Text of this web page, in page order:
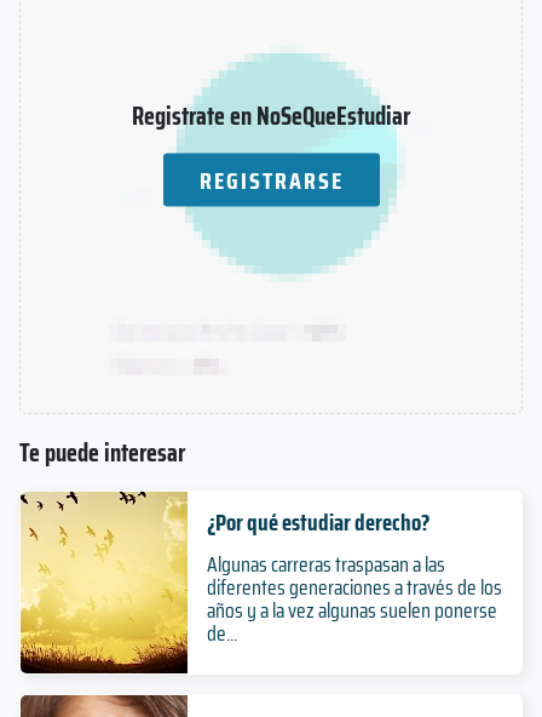
Registrate en NoSeQueEstudiar
REGISTRARSE
Te puede interesar
¿Por qué estudiar derecho?
Algunas carreras traspasan a las
diferentes generaciones a través de los
años y a la vez algunas suelen ponerse
de...